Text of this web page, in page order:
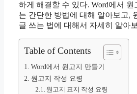
하게 해결할 수 있다. Word에서
는 간단한 방법에 대해 알아보고,
글 쓰는 법에 대해서 자세히 알아
Table of Contents
Word에서 원고지 만들기
원고지 작성 요령
원고지 표지 작성 요령